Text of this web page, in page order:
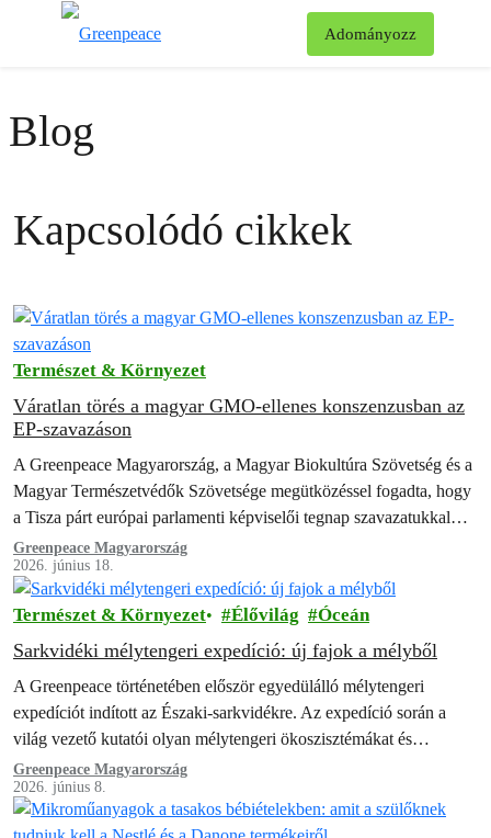
Adományozz
Blog
Kapcsolódó cikkek
Természet & Környezet
Váratlan törés a magyar GMO-ellenes konszenzusban az
EP-szavazáson
A Greenpeace Magyarország, a Magyar Biokultúra Szövetség és a
Magyar Természetvédők Szövetsége megütközéssel fogadta, hogy
a Tisza párt európai parlamenti képviselői tegnap szavazatukkal
segítették az új GMO-k szabályozása lazítását. A…
Greenpeace Magyarország
2026. június 18.
Természet & Környezet Élővilág Óceán
Sarkvidéki mélytengeri expedíció: új fajok a mélyből
A Greenpeace történetében először egyedülálló mélytengeri
expedíciót indított az Északi-sarkvidékre. Az expedíció során a
világ vezető kutatói olyan mélytengeri ökoszisztémákat és
területeket tártak fel, amelyek mindezidáig rejtve voltak az
ember…
Greenpeace Magyarország
2026. június 8.